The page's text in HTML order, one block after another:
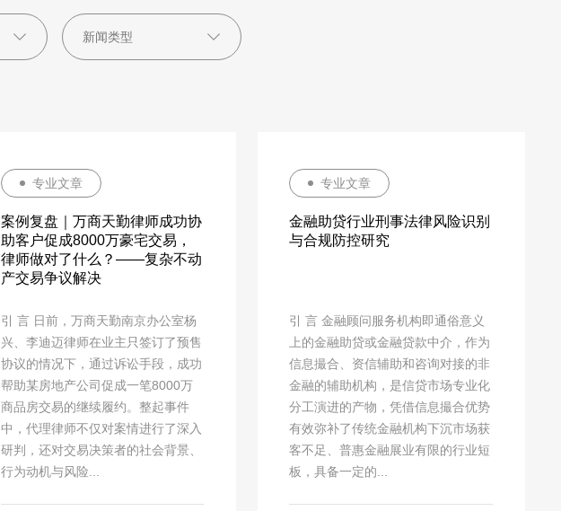
专业文章
案例复盘｜万商天勤律师成功协
助客户促成8000万豪宅交易，
律师做对了什么？——复杂不动
产交易争议解决
引 言 日前，万商天勤南京办公室杨
兴、李迪迈律师在业主只签订了预售
协议的情况下，通过诉讼手段，成功
帮助某房地产公司促成一笔8000万
商品房交易的继续履约。整起事件
中，代理律师不仅对案情进行了深入
研判，还对交易决策者的社会背景、
行为动机与风险...
专业文章
金融助贷行业刑事法律风险识别
与合规防控研究
引 言 金融顾问服务机构即通俗意义
上的金融助贷或金融贷款中介，作为
信息撮合、资信辅助和咨询对接的非
金融的辅助机构，是信贷市场专业化
分工演进的产物，凭借信息撮合优势
有效弥补了传统金融机构下沉市场获
客不足、普惠金融展业有限的行业短
板，具备一定的...